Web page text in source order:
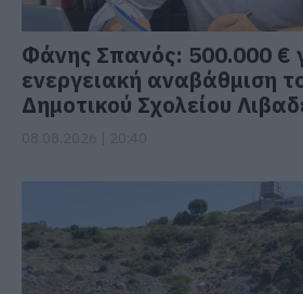
Φάνης Σπανός: 500.000 €
ενεργειακή αναβάθμιση
Δημοτικού Σχολείου